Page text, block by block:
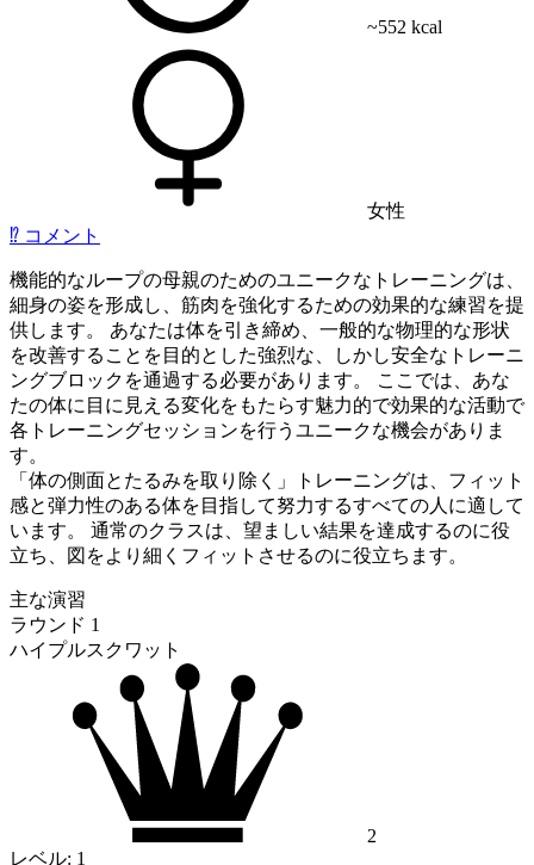
~552 kcal
女性
⁉️ コメント
機能的なループの母親のためのユニークなトレーニングは、
細身の姿を形成し、筋肉を強化するための効果的な練習を提
供します。 あなたは体を引き締め、一般的な物理的な形状
を改善することを目的とした強烈な、しかし安全なトレーニ
ングブロックを通過する必要があります。 ここでは、あな
たの体に目に見える変化をもたらす魅力的で効果的な活動で
各トレーニングセッションを行うユニークな機会がありま
す。
「体の側面とたるみを取り除く」トレーニングは、フィット
感と弾力性のある体を目指して努力するすべての人に適して
います。 通常のクラスは、望ましい結果を達成するのに役
立ち、図をより細くフィットさせるのに役立ちます。
主な演習
ラウンド 1
ハイプルスクワット
2
レベル: 1